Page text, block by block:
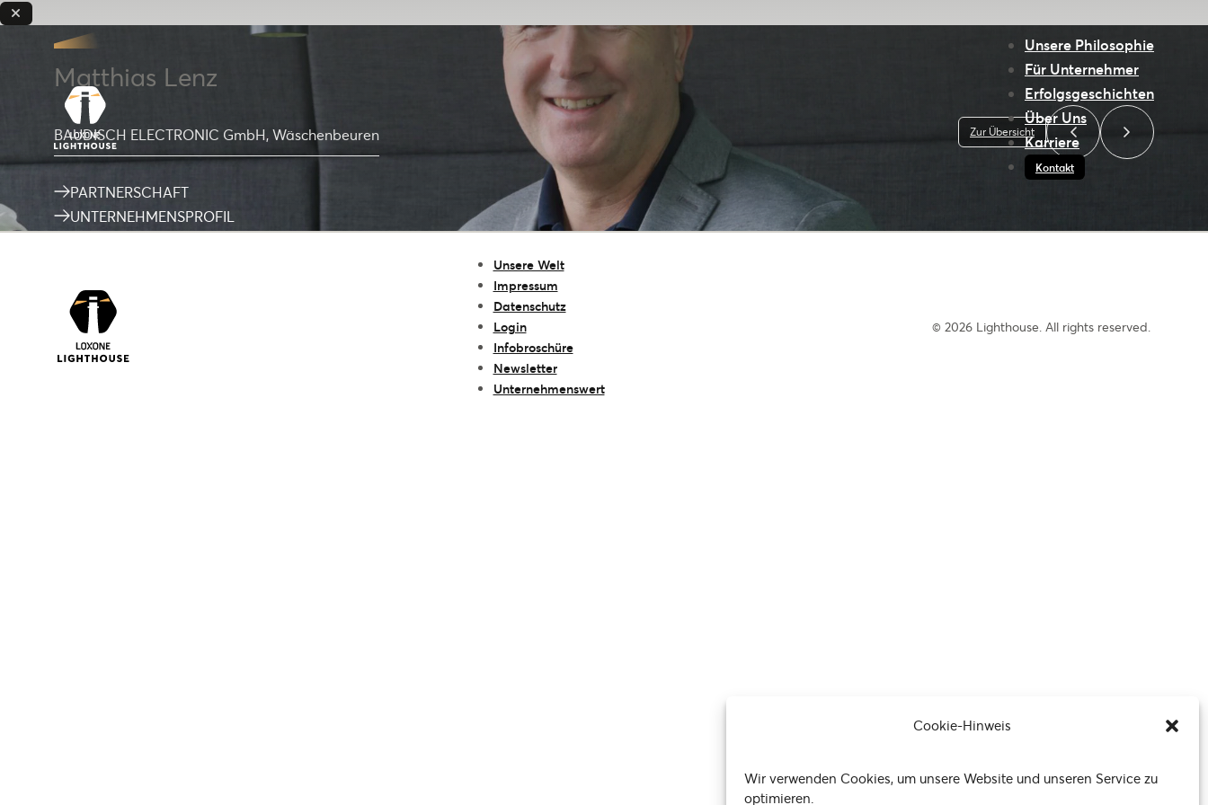
Cookie-Hinweis
Wir verwenden Cookies, um unsere Website und unseren Service zu
optimieren.
Unsere Philosophie
Für Unternehmer
Erfolgsgeschichten
Über Uns
Karriere
Kontakt
Matthias Lenz
BAUDISCH ELECTRONIC GmbH, Wäschenbeuren
PARTNERSCHAFT
UNTERNEHMENSPROFIL
Zur Übersicht
Unsere Welt
Impressum
Datenschutz
Login
Infobroschüre
Newsletter
Unternehmenswert
© 2026 Lighthouse. All rights reserved.